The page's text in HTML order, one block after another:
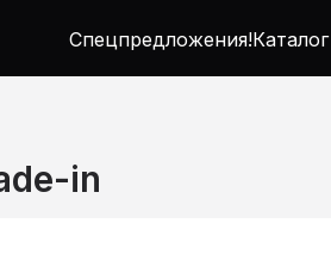
Спецпредложения!
in